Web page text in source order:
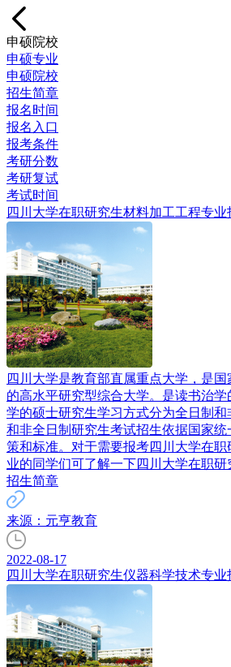
申硕院校
申硕专业
申硕院校
招生简章
报名时间
报名入口
报考条件
考研分数
考研复试
考试时间
四川大学在职研究生材料加工工程专业
四川大学是教育部直属重点大学，是
的高水平研究型综合大学。是读书治
学的硕士研究生学习方式分为全日制和
和非全日制研究生考试招生依据国家
策和标准。对于需要报考四川大学在
业的同学们可了解一下四川大学在职
招生简章
来源：元亨教育
2022-08-17
四川大学在职研究生仪器科学技术专业